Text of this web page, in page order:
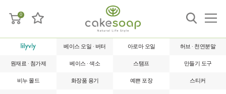
0
베이스 오일 · 버터 아로마 오일 허브 · 천연분말
원재료 · 첨가제 베이스 · 색소 스탬프 만들기 도구
비누 몰드 화장품 용기 예쁜 포장 스티커